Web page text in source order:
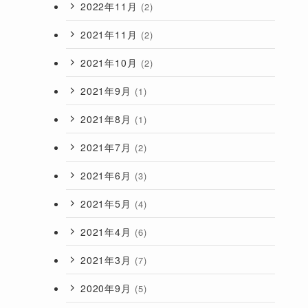
2022年11月 (2)
2021年11月 (2)
2021年10月 (2)
2021年9月 (1)
2021年8月 (1)
2021年7月 (2)
2021年6月 (3)
2021年5月 (4)
2021年4月 (6)
2021年3月 (7)
2020年9月 (5)